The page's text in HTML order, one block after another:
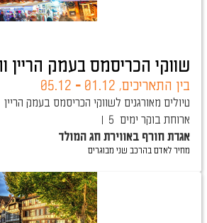
שווקי הכריסמס בעמק הריין
בין התאריכים, -
05.12
טיולים מאורגנים לשווקי הכריסמס בעמק הריין
5 ימים ארוחת בוקר
אגדת חורף באווירת חג המולד
מחיר לאדם בהרכב שני מבוגרים